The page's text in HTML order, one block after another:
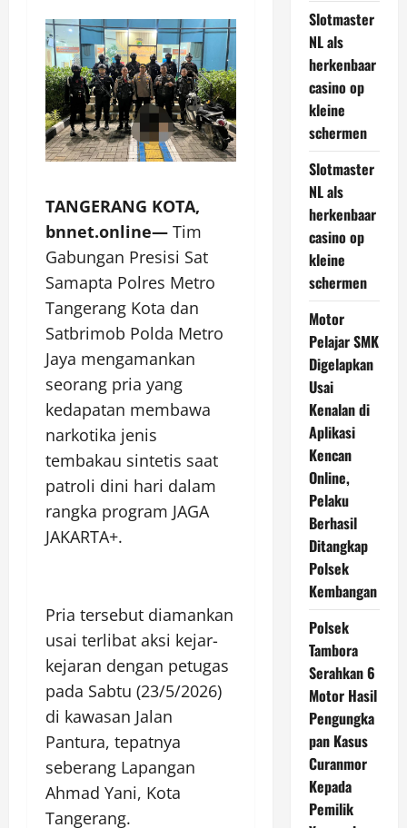
TANGERANG KOTA,
bnnet.online— Tim
Gabungan Presisi Sat
Samapta Polres Metro
Tangerang Kota dan
Satbrimob Polda Metro
Jaya mengamankan
seorang pria yang
kedapatan membawa
narkotika jenis
tembakau sintetis saat
patroli dini hari dalam
rangka program JAGA
JAKARTA+.
Pria tersebut diamankan
usai terlibat aksi kejar-
kejaran dengan petugas
pada Sabtu (23/5/2026)
di kawasan Jalan
Pantura, tepatnya
seberang Lapangan
Ahmad Yani, Kota
Tangerang.
Slotmaster
NL als
herkenbaar
casino op
kleine
schermen
Slotmaster
NL als
herkenbaar
casino op
kleine
schermen
Motor
Pelajar SMK
Digelapkan
Usai
Kenalan di
Aplikasi
Kencan
Online,
Pelaku
Berhasil
Ditangkap
Polsek
Kembangan
Polsek
Tambora
Serahkan 6
Motor Hasil
Pengungka
pan Kasus
Curanmor
Kepada
Pemilik